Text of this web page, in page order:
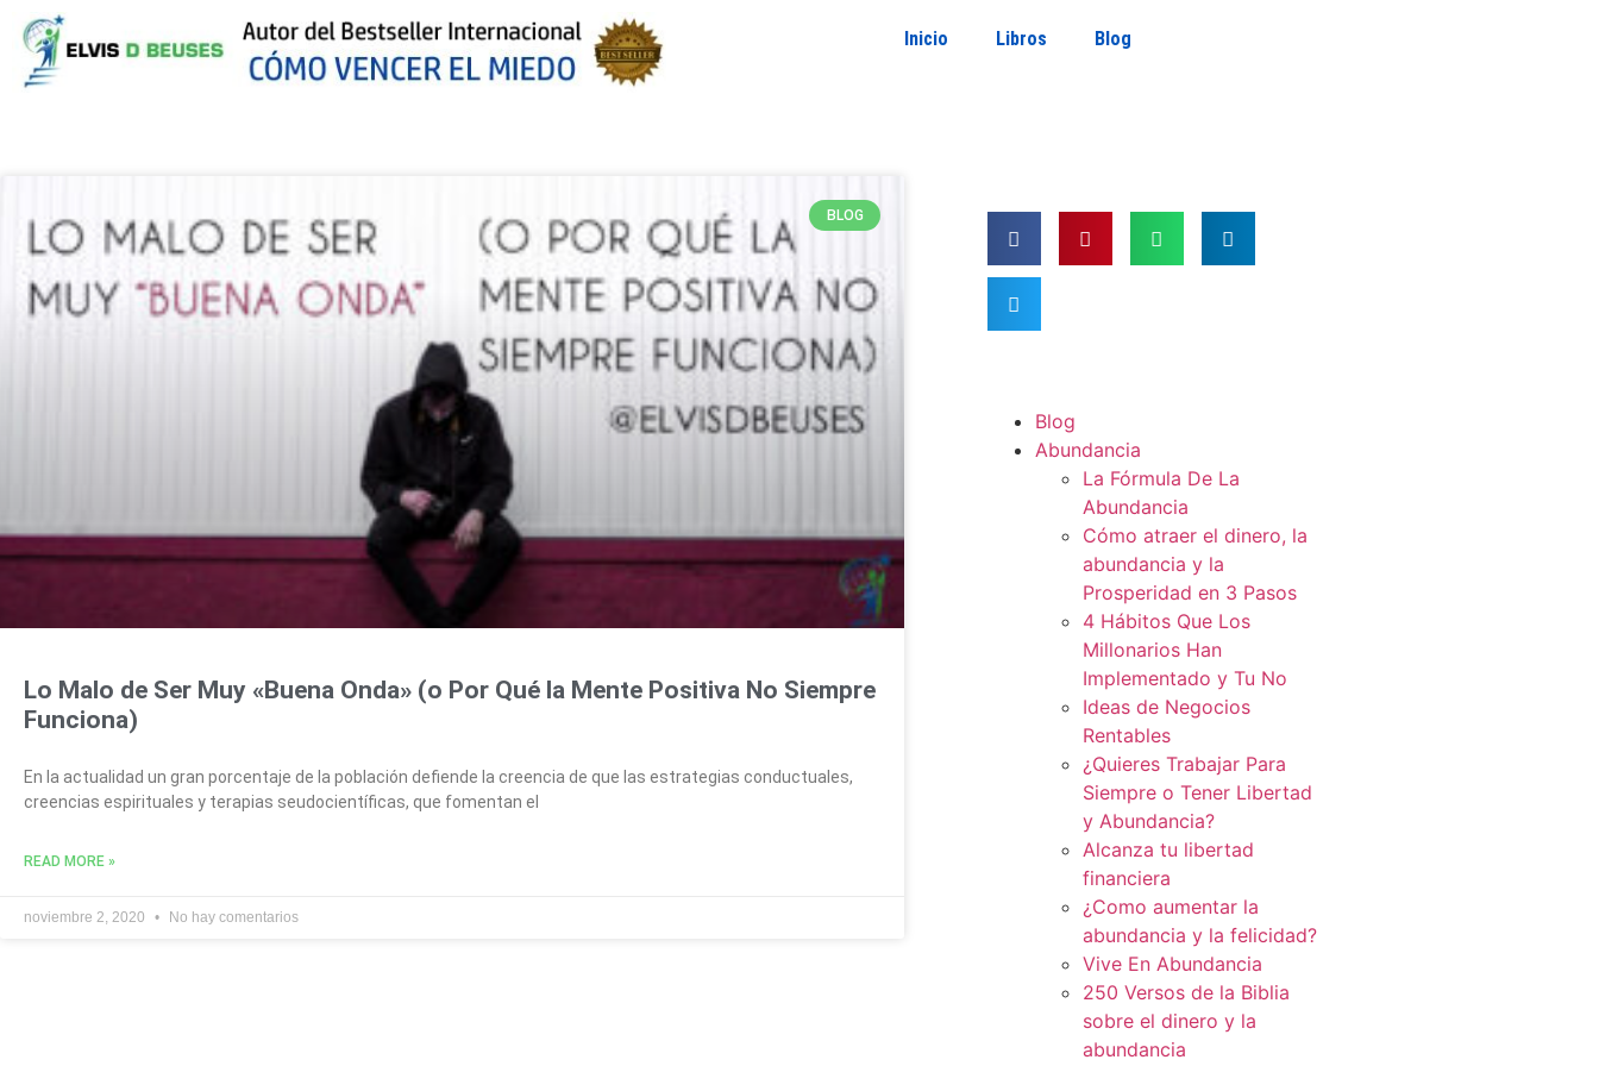
Inicio Libros Blog
BLOG
Lo Malo de Ser Muy «Buena Onda» (o Por Qué la Mente Positiva No Siempre
Funciona)
En la actualidad un gran porcentaje de la población defiende la creencia de que las estrategias conductuales,
creencias espirituales y terapias seudocientíficas, que fomentan el
READ MORE »
noviembre 2, 2020 No hay comentarios
Blog
Abundancia
La Fórmula De La
Abundancia
Cómo atraer el dinero, la
abundancia y la
Prosperidad en 3 Pasos
4 Hábitos Que Los
Millonarios Han
Implementado y Tu No
Ideas de Negocios
Rentables
¿Quieres Trabajar Para
Siempre o Tener Libertad
y Abundancia?
Alcanza tu libertad
financiera
¿Como aumentar la
abundancia y la felicidad?
Vive En Abundancia
250 Versos de la Biblia
sobre el dinero y la
abundancia